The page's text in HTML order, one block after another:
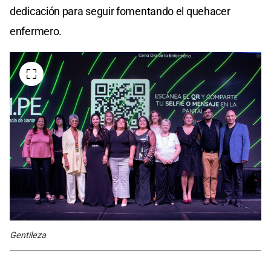
dedicación para seguir fomentando el quehacer
enfermero.
Gentileza